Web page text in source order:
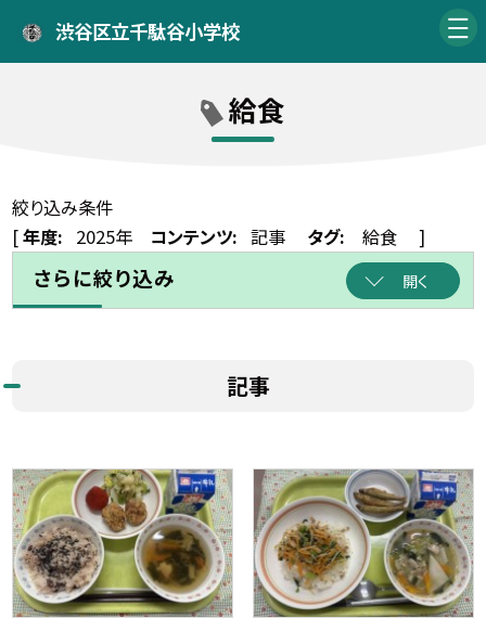
渋谷区立千駄谷小学校
給食
絞り込み条件
[年度: 2025年 コンテンツ: 記事 タグ: 給食 ]
さらに絞り込み 開く
記事